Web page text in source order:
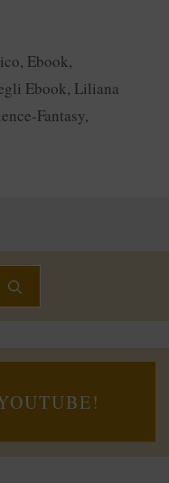
, Ebook,
Ebook, Liliana
Fantasy,